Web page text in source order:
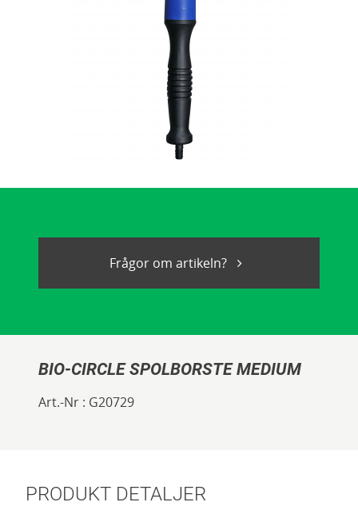
BIO-CIRCLE SPOLBORSTE MEDIUM
Art.-Nr : G20729
Frågor om artikeln?
PRODUKT DETALJER